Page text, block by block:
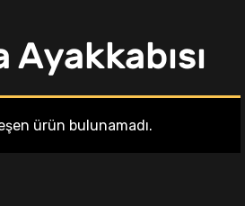
Ayakkabısı
ürün bulunamadı.